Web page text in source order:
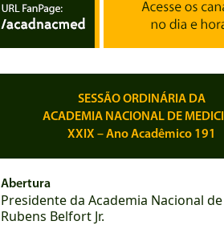
SESSÃO ORDINÁRIA DA
ACADEMIA NACIONAL DE
XXIX – Ano Acadêmico 191
Abertura
Presidente da Academia Nacional
Rubens Belfort Jr.